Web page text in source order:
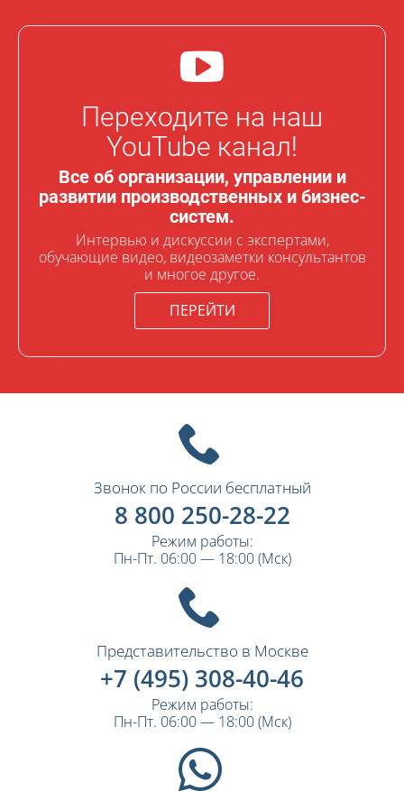
Переходите на наш
YouTube канал!
Все об организации, управлении и
развитии производственных и бизнес-
систем.
Интервью и дискуссии с экспертами,
обучающие видео, видеозаметки консультантов
и многое другое.
ПЕРЕЙТИ
Звонок по России бесплатный
8 800 250-28-22
Режим работы:
Пн-Пт. 06:00 — 18:00 (Мск)
Представительство в Москве
+7 (495) 308-40-46
Режим работы:
Пн-Пт. 06:00 — 18:00 (Мск)